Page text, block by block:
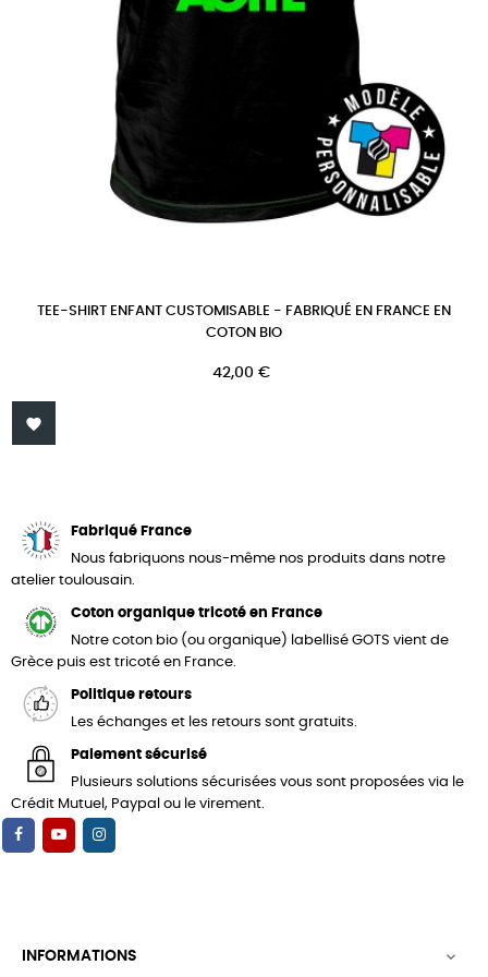
TEE-SHIRT ENFANT CUSTOMISABLE - FABRIQUÉ EN FRANCE EN
COTON BIO
Prix
42,00 €

Fabriqué France
Nous fabriquons nous-même nos produits dans notre
atelier toulousain.
Coton organique tricoté en France
Notre coton bio (ou organique) labellisé GOTS vient de
Grèce puis est tricoté en France.
Politique retours
Les échanges et les retours sont gratuits.
Paiement sécurisé
Plusieurs solutions sécurisées vous sont proposées via le
Crédit Mutuel, Paypal ou le virement.
INFORMATIONS 